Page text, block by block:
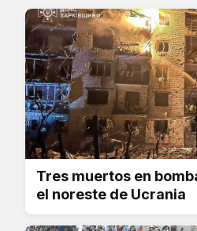
Tres muertos en
el noreste de Ucrania